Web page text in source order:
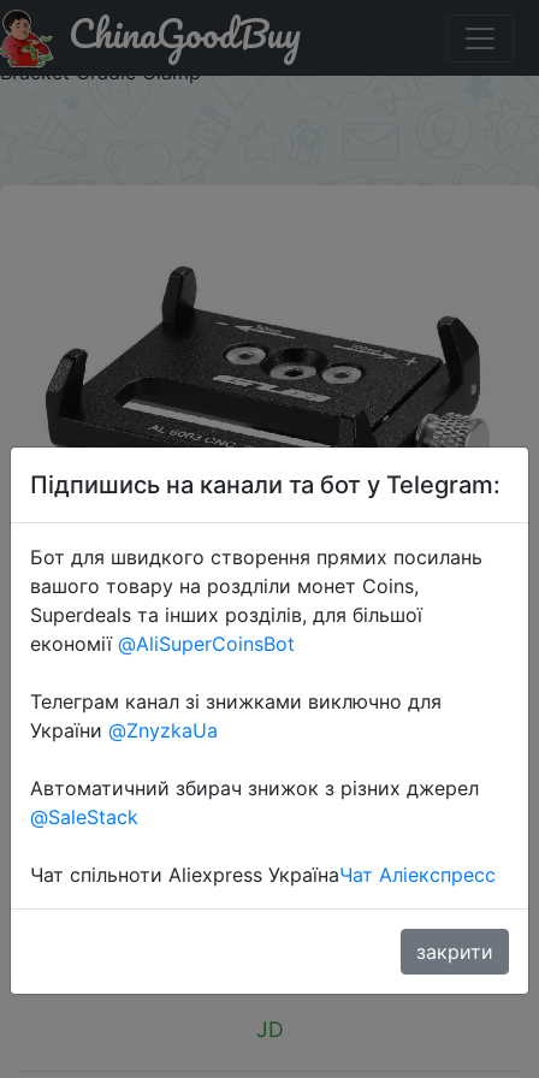
Купити на розпродажі GUB Mountian Bike Phone Mount
Universal Adjustable Bicycle Cell Phone GPS Mount Holder
Bracket Cradle Clamp
ChinaGoodBuy
2018-09-25
GUB Mountian Bike Phone Mount
Universal Adjustable Bicycle Cell
Phone GPS Mount Holder Bracket
JD
Підпишись на канали та бот у Telegram:
Бот для швидкого створення прямих посилань
вашого товару на роздліли монет Coins,
Superdeals та інших розділів, для більшої
економії @AliSuperCoinsBot
Телеграм канал зі знижками виключно для
України @ZnyzkaUa
Автоматичний збирач знижок з різних джерел
@SaleStack
Чат спільноти Aliexpress УкраїнаЧат Аліекспресс
закрити